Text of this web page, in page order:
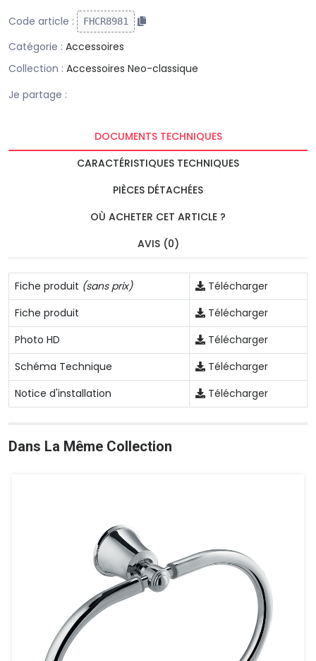
Code article : FHCR8981
Catégorie : Accessoires
Collection : Accessoires Neo-classique
Je partage :
DOCUMENTS TECHNIQUES
CARACTÉRISTIQUES TECHNIQUES
PIÈCES DÉTACHÉES
OÙ ACHETER CET ARTICLE ?
AVIS (0)
Fiche produit (sans prix)
Télécharger
Fiche produit
Télécharger
Photo HD
Télécharger
Schéma Technique
Télécharger
Notice d'installation
Télécharger
Dans La Même Collection